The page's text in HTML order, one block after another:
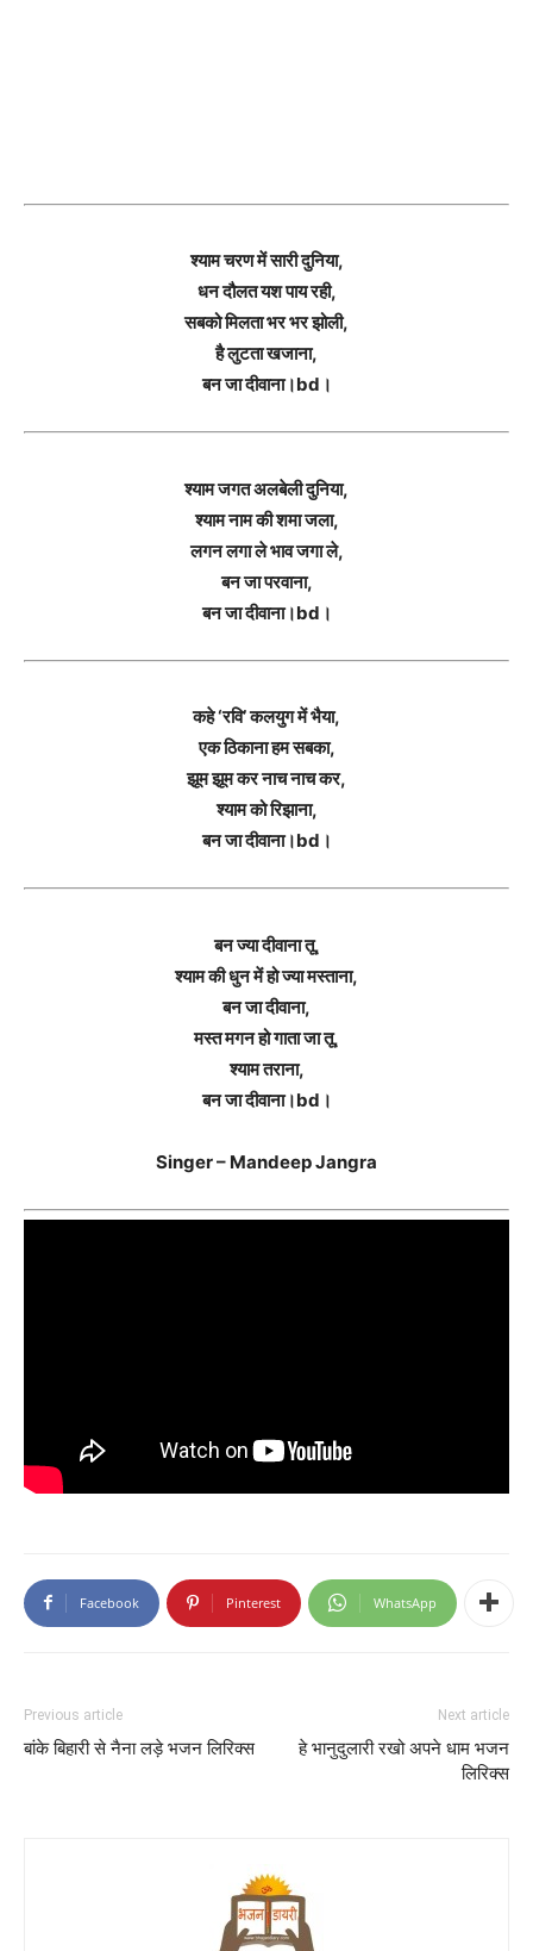
श्याम चरण में सारी दुनिया,
धन दौलत यश पाय रही,
सबको मिलता भर भर झोली,
है लुटता खजाना,
बन जा दीवाना।bd।
श्याम जगत अलबेली दुनिया,
श्याम नाम की शमा जला,
लगन लगा ले भाव जगा ले,
बन जा परवाना,
बन जा दीवाना।bd।
कहे ‘रवि’ कलयुग में भैया,
एक ठिकाना हम सबका,
झूम झूम कर नाच नाच कर,
श्याम को रिझाना,
बन जा दीवाना।bd।
बन ज्या दीवाना तू,
श्याम की धुन में हो ज्या मस्ताना,
बन जा दीवाना,
मस्त मगन हो गाता जा तू,
श्याम तराना,
बन जा दीवाना।bd।
Singer – Mandeep Jangra
Facebook Pinterest WhatsApp
Previous article
बांके बिहारी से नैना लड़े भजन लिरिक्स
Next article
हे भानुदुलारी रखो अपने धाम भजन
लिरिक्स